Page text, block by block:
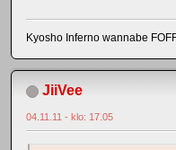
Kyosho Inferno wannabe
JiiVee
04.11.11 - klo: 17.05